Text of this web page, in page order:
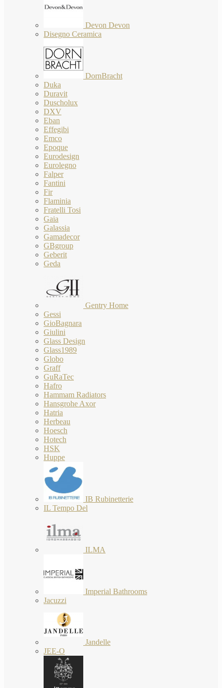
Devon Devon
Disegno Ceramica
DornBracht
Duka
Duravit
Duscholux
DXV
Eban
Effegibi
Emco
Epoque
Eurodesign
Eurolegno
Falper
Fantini
Fir
Flaminia
Fratelli Tosi
Gaia
Galassia
Gamadecor
GBgroup
Geberit
Geda
Gentry Home
Gessi
GioBagnara
Giulini
Glass Design
Glass1989
Globo
Graff
GuRaTec
Hafro
Hammam Radiators
Hansgrohe Axor
Hatria
Herbeau
Hoesch
Hotech
HSK
Huppe
IB Rubinetterie
IL Tempo Del
ILMA
Imperial Bathrooms
Jacuzzi
Jandelle
JEE-O